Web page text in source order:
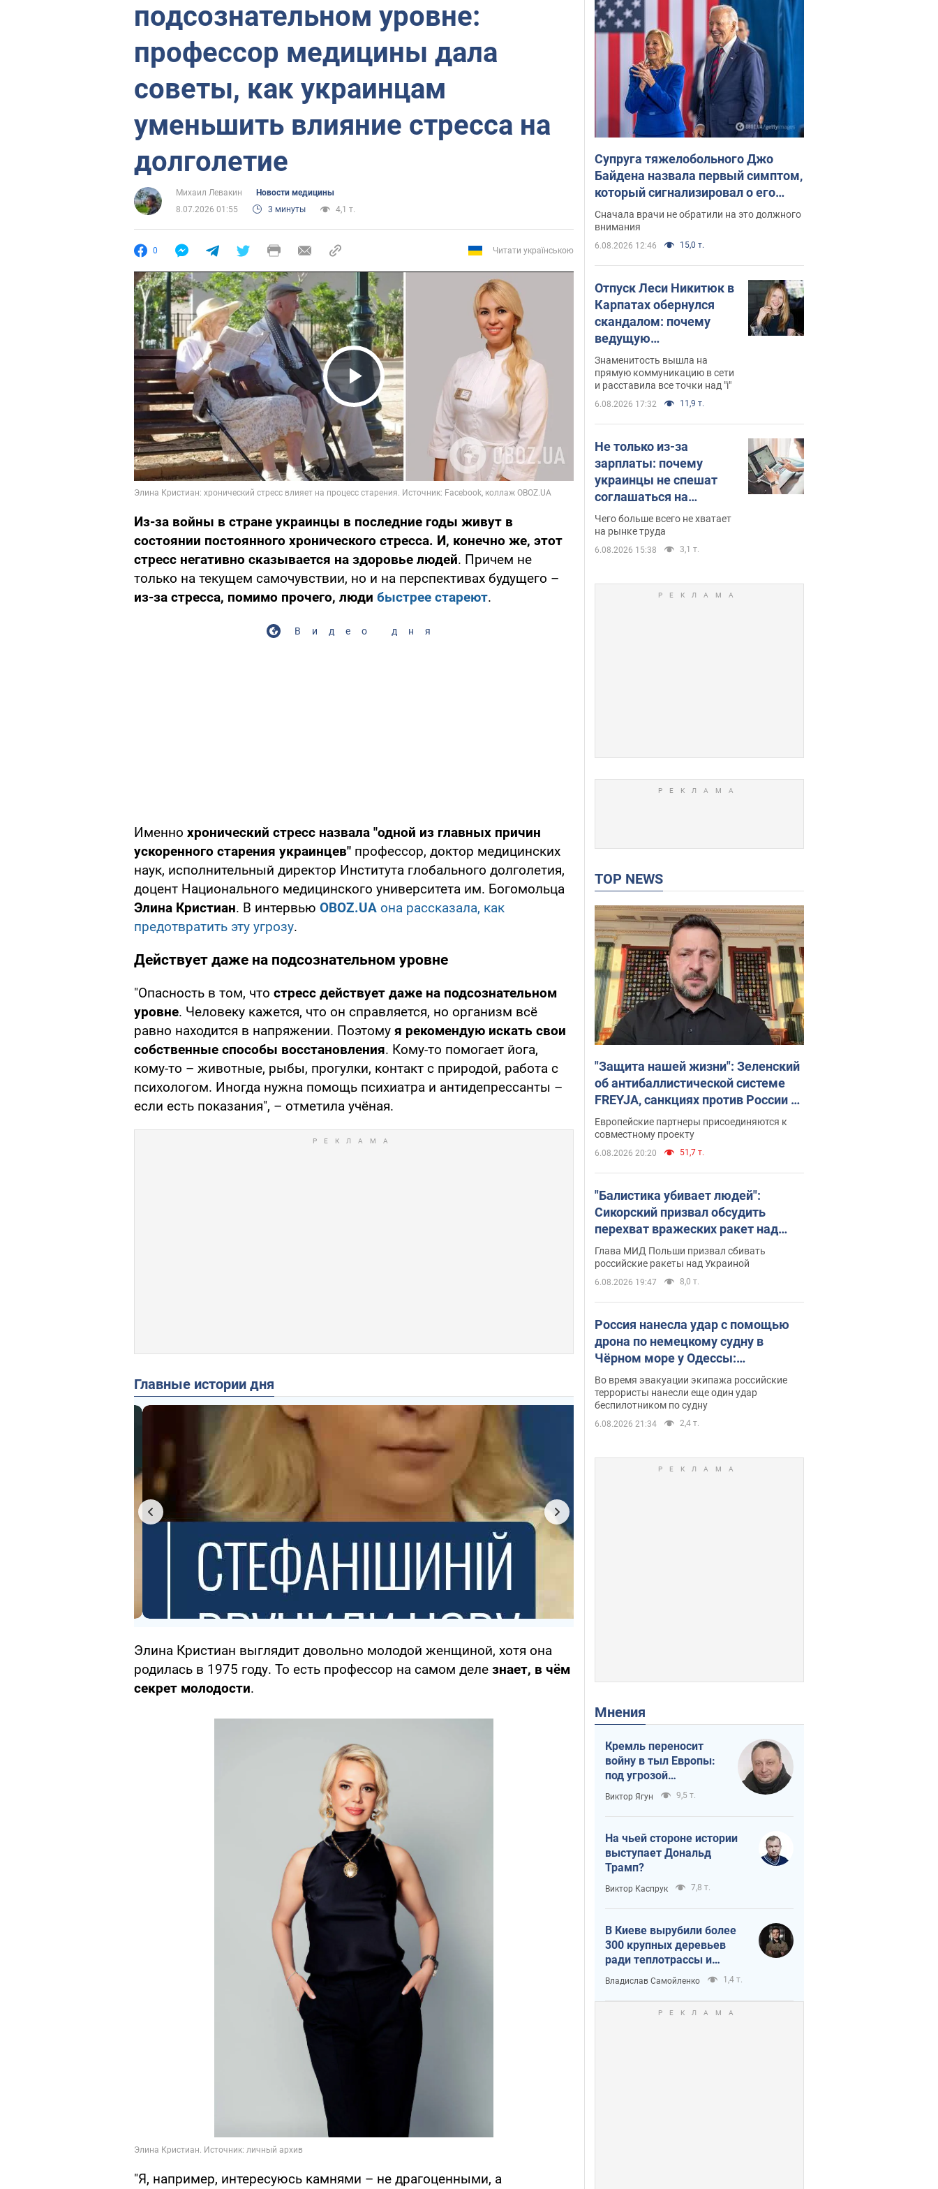
подсознательном уровне:
профессор медицины дала
советы, как украинцам
уменьшить влияние стресса на
долголетие
Михаил Левакин
Новости медицины
8.07.2026 01:55
3 минуты 4,1 т.
0 Читати українською
Play Video
Из-за войны в стране украинцы в последние годы живут в
состоянии постоянного хронического стресса. И, конечно же, этот
стресс негативно сказывается на здоровье людей. Причем не
только на текущем самочувствии, но и на перспективах будущего –
из-за стресса, помимо прочего, люди быстрее стареют.
Видео дня
Именно хронический стресс назвала "одной из главных причин
ускоренного старения украинцев" профессор, доктор медицинских
наук, исполнительный директор Института глобального долголетия,
доцент Национального медицинского университета им. Богомольца
Элина Кристиан. В интервью OBOZ.UA она рассказала, как
предотвратить эту угрозу.
Действует даже на подсознательном уровне
"Опасность в том, что стресс действует даже на подсознательном
уровне. Человеку кажется, что он справляется, но организм всё
равно находится в напряжении. Поэтому я рекомендую искать свои
собственные способы восстановления. Кому-то помогает йога,
кому-то – животные, рыбы, прогулки, контакт с природой, работа с
психологом. Иногда нужна помощь психиатра и антидепрессанты –
если есть показания", – отметила учёная.
Главные истории дня
Элина Кристиан выглядит довольно молодой женщиной, хотя она
родилась в 1975 году. То есть профессор на самом деле знает, в чём
секрет молодости.
"Я, например, интересуюсь камнями – не драгоценными, а
Супруга тяжелобольного Джо
Байдена назвала первый симптом,
который сигнализировал о его
"агрессивном" раке
Сначала врачи не обратили на это должного
внимания
6.08.2026 12:46 15,0 т.
Отпуск Леси Никитюк в
Карпатах обернулся
скандалом: почему
ведущую
несправедливо
захейтили
Знаменитость вышла на
прямую коммуникацию в сети
и расставила все точки над "i"
6.08.2026 17:32 11,9 т.
Не только из-за
зарплаты: почему
украинцы не спешат
соглашаться на
вакансии
Чего больше всего не хватает
на рынке труда
6.08.2026 15:38 3,1 т.
TOP NEWS
"Защита нашей жизни": Зеленский
об антибаллистической системе
FREYJA, санкциях против России и
поддержке аграриев. Видео
Европейские партнеры присоединяются к
совместному проекту
6.08.2026 20:20 51,7 т.
"Балистика убивает людей":
Сикорский призвал обсудить
перехват вражеских ракет над
Украиной
Глава МИД Польши призвал сбивать
российские ракеты над Украиной
6.08.2026 19:47 8,0 т.
Россия нанесла удар с помощью
дрона по немецкому судну в
Чёрном море у Одессы:
подробности
Во время эвакуации экипажа российские
террористы нанесли еще один удар
беспилотником по судну
6.08.2026 21:34 2,4 т.
Мнения
Кремль переносит
войну в тыл Европы:
под угрозой
критическая
логистика
Виктор Ягун 9,5 т.
На чьей стороне истории
выступает Дональд
Трамп?
Виктор Каспрук 7,8 т.
В Киеве вырубили более
300 крупных деревьев
ради теплотрассы и
вопреки Генплану
Владислав Самойленко 1,4 т.